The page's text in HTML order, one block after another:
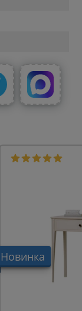
Новинка